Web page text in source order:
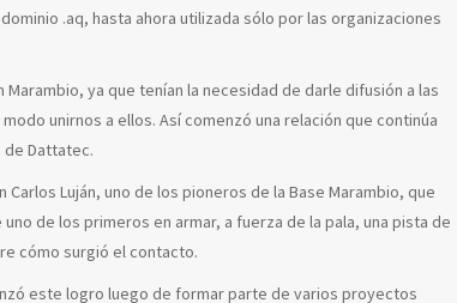
.aq, hasta ahora utilizada sólo por las organizaciones
Marambio, ya que tenían la necesidad de darle difusión a las
unirnos a ellos. Así comenzó una relación que continúa
de Dattatec.
Luján, uno de los pioneros de la Base Marambio, que
de los primeros en armar, a fuerza de la pala, una pista de
cómo surgió el contacto.
este logro luego de formar parte de varios proyectos